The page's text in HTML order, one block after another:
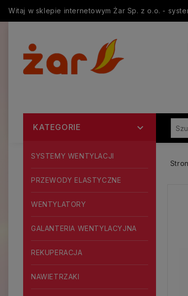
Witaj w sklepie internetowym Żar Sp. z o.o. -
KATEGORIE 
SYSTEMY WENTYLACJI
PRZEWODY ELASTYCZNE
WENTYLATORY
GALANTERIA WENTYLACYJNA
REKUPERACJA
NAWIETRZAKI